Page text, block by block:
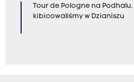
Tour de Pologne na Podhalu.
kibicowaliśmy w Dzianiszu